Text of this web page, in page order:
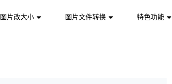
图片改大小 图片文件转换 特色功能
一键logo设计